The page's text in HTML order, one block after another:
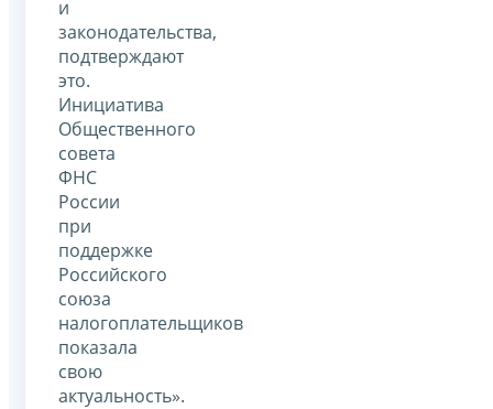
и
законодательства,
подтверждают
это.
Инициатива
Общественного
совета
ФНС
России
при
поддержке
Российского
союза
налогоплательщиков
показала
свою
актуальность».